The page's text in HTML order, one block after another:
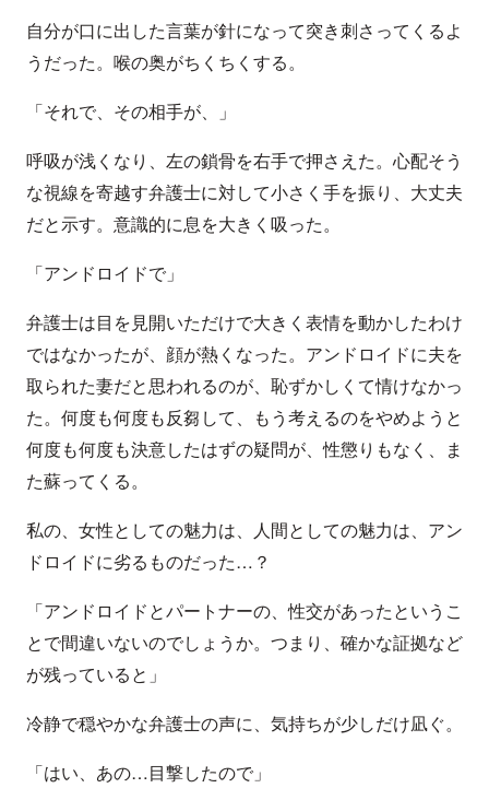
自分が口に出した言葉が針になって突き刺さってくるよ
うだった。喉の奥がちくちくする。
「それで、その相手が、」
呼吸が浅くなり、左の鎖骨を右手で押さえた。心配そう
な視線を寄越す弁護士に対して小さく手を振り、大丈夫
だと示す。意識的に息を大きく吸った。
「アンドロイドで」
弁護士は目を見開いただけで大きく表情を動かしたわけ
ではなかったが、顔が熱くなった。アンドロイドに夫を
取られた妻だと思われるのが、恥ずかしくて情けなかっ
た。何度も何度も反芻して、もう考えるのをやめようと
何度も何度も決意したはずの疑問が、性懲りもなく、ま
た蘇ってくる。
私の、女性としての魅力は、人間としての魅力は、アン
ドロイドに劣るものだった…？
「アンドロイドとパートナーの、性交があったというこ
とで間違いないのでしょうか。つまり、確かな証拠など
が残っていると」
冷静で穏やかな弁護士の声に、気持ちが少しだけ凪ぐ。
「はい、あの…目撃したので」